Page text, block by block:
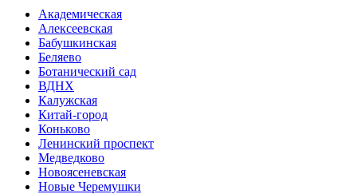
Академическая
Алексеевская
Бабушкинская
Беляево
Ботанический сад
ВДНХ
Калужская
Китай-город
Коньково
Ленинский проспект
Медведково
Новоясе­невская
Новые Черемушки